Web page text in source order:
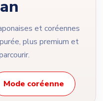
et coréennes
plus premium et
Mode coréenne